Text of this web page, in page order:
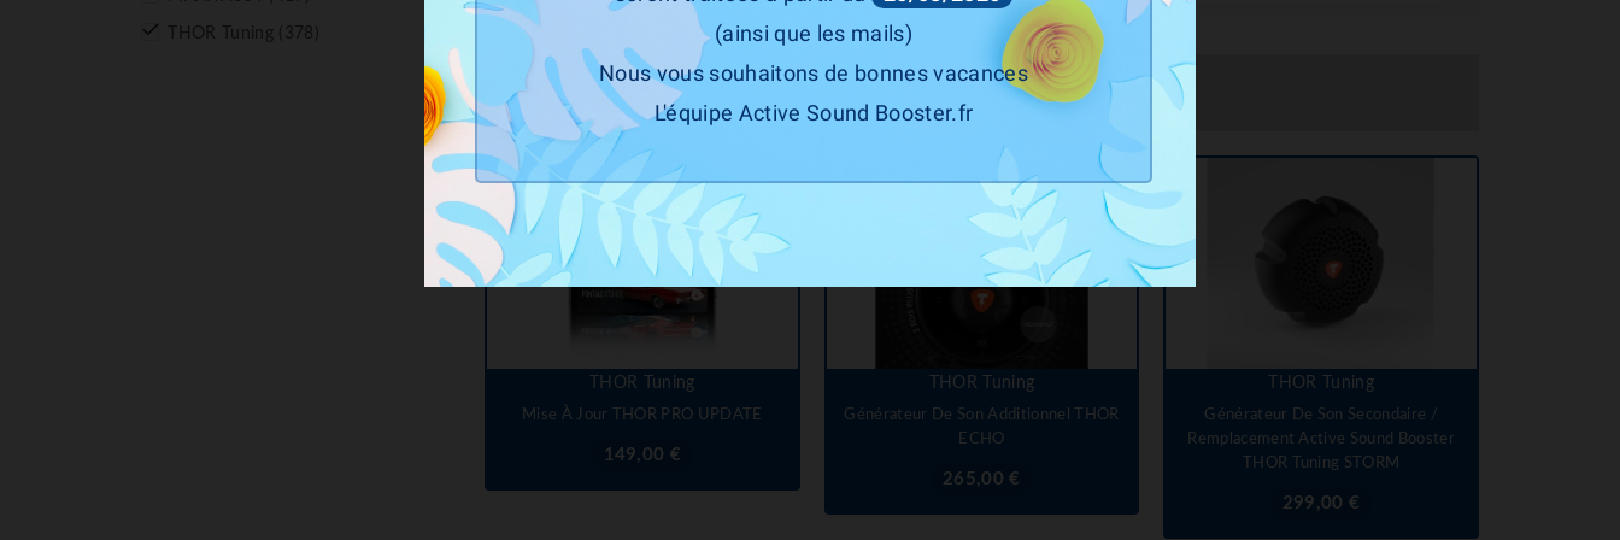
 THOR Tuning (378)
Filtres actifs
THOR Tuning
Mise À Jour THOR PRO UPDATE
Prix149,00 €
THOR Tuning
Générateur De Son Additionnel THOR
ECHO
Prix
265,00 €
THOR Tuning
Générateur De Son Secondaire /
Remplacement Active Sound Booster
THOR Tuning STORM
Prix
299,00 €
(ainsi que les mails)
Nous vous souhaitons de bonnes vacances
L'équipe Active Sound Booster.fr